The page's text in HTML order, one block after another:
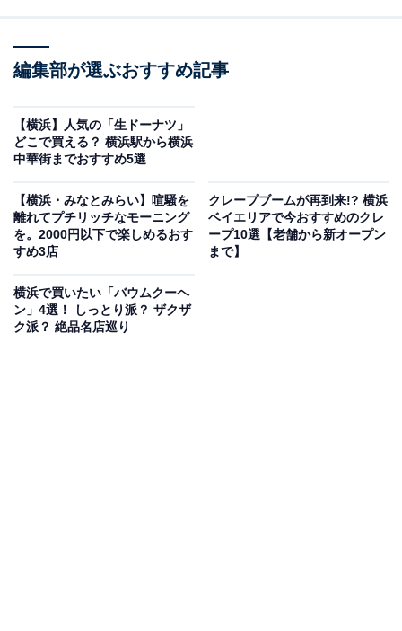
た。
このビールは1997年10月、大阪で開催された日本で最初
の世界のビールコンテストの
を受賞し、海外へも輸出されるようになりました。
4月18日にグランドオープンの「BEER STAND and
内酒造がタッグを組んだ新業態店舗
赤レンガ倉庫 2号館 1階
編集部が選ぶおすすめ記事
【横浜】人気の「生ドーナツ」
どこで買える？ 横浜駅から横浜
中華街までおすすめ5選
【横浜・みなとみらい】喧騒を
離れてプチリッチなモーニング
を。2000円以下で楽しめるおす
すめ3店
クレープブームが再到来!? 横浜
ベイエリアで今おすすめのクレ
ープ10選【老舗から新オープン
まで】
横浜で買いたい「バウムクーヘ
ン」4選！ しっとり派？ ザクザ
ク派？ 絶品名店巡り